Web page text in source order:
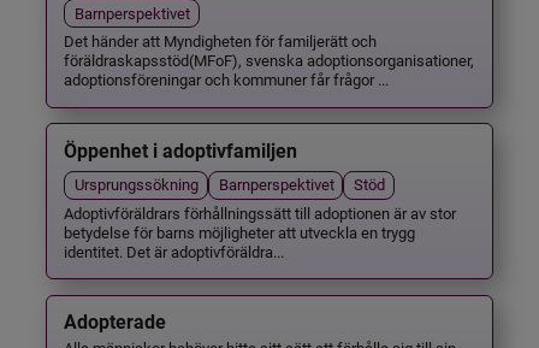
Barnperspektivet
Det händer att Myndigheten för familjerätt och
föräldraskapsstöd(MFoF), svenska adoptionsorganisationer,
adoptionsföreningar och kommuner får frågor ...
Öppenhet i adoptivfamiljen
Ursprungssökning Barnperspektivet
Stöd
Adoptivföräldrars förhållningssätt till adoptionen är av stor
betydelse för barns möjligheter att utveckla en trygg
identitet. Det är adoptivföräldra...
Adopterade